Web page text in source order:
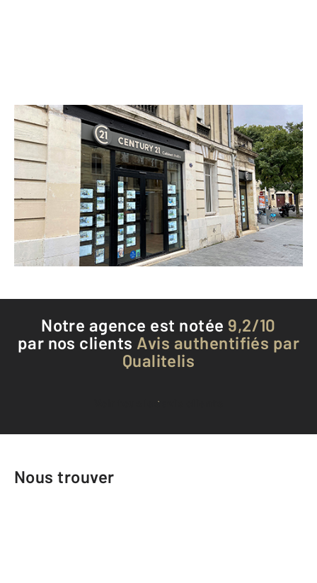
CENTURY 21 Cabinet Rollin
32 cours Evrard de Fayolle
BORDEAUX - 33000
Envoyer un message
Téléphoner à l'agence
Notre agence est notée 9,2/10
par nos clients Avis authentifiés par
Qualitelis
Voir tous les avis clients
Nous trouver